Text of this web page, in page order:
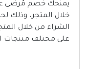
يمنحك خصم مُرضي
خلال المتجر، وذلك
الشراء من خلال
على مختلف منتجات